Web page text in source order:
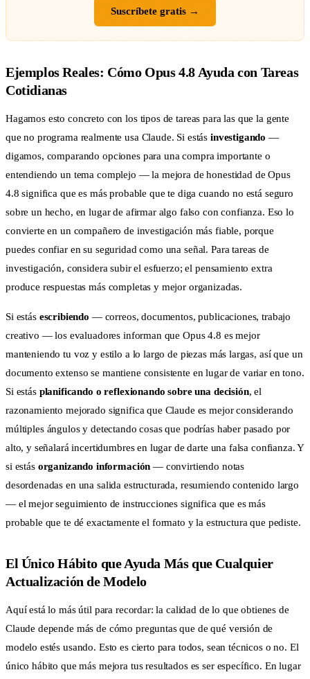
Suscríbete gratis →
Ejemplos Reales: Cómo Opus 4.8 Ayuda con Tareas
Cotidianas
Hagamos esto concreto con los tipos de tareas para las que la gente
que no programa realmente usa Claude. Si estás investigando —
digamos, comparando opciones para una compra importante o
entendiendo un tema complejo — la mejora de honestidad de Opus
4.8 significa que es más probable que te diga cuando no está seguro
sobre un hecho, en lugar de afirmar algo falso con confianza. Eso lo
convierte en un compañero de investigación más fiable, porque
puedes confiar en su seguridad como una señal. Para tareas de
investigación, considera subir el esfuerzo; el pensamiento extra
produce respuestas más completas y mejor organizadas.
Si estás escribiendo — correos, documentos, publicaciones, trabajo
creativo — los evaluadores informan que Opus 4.8 es mejor
manteniendo tu voz y estilo a lo largo de piezas más largas, así que un
documento extenso se mantiene consistente en lugar de variar en tono.
Si estás planificando o reflexionando sobre una decisión, el
razonamiento mejorado significa que Claude es mejor considerando
múltiples ángulos y detectando cosas que podrías haber pasado por
alto, y señalará incertidumbres en lugar de darte una falsa confianza. Y
si estás organizando información — convirtiendo notas
desordenadas en una salida estructurada, resumiendo contenido largo
— el mejor seguimiento de instrucciones significa que es más
probable que te dé exactamente el formato y la estructura que pediste.
El Único Hábito que Ayuda Más que Cualquier
Actualización de Modelo
Aquí está lo más útil para recordar: la calidad de lo que obtienes de
Claude depende más de cómo preguntas que de qué versión de
modelo estés usando. Esto es cierto para todos, sean técnicos o no. El
único hábito que más mejora tus resultados es ser específico. En lugar